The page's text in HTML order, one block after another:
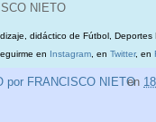
NIETO
didáctico de Fútbol,
en
Instagram, en Twitter, en
por FRANCISCO NIETO
en